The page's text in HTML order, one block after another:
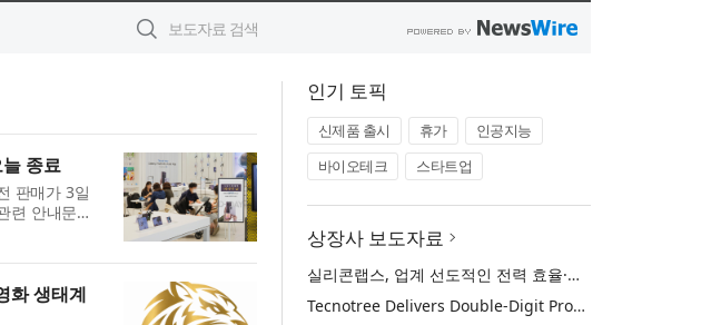
늘 종료
판매가 3일
련 안내문을
화 생태계
인기 토픽
신제품 출시 휴가
인공지능
바이오테크
스타트업
상장사 보도자료
실리콘랩스, 업계 선도적인 전력 효율·보안·통합성을 갖춘 초저전력 블루투스 LE SoC ‘BG2B’ 공개
Tecnotree Delivers Double-Digit Profit Growth and Accelerated Deployment Momentum in H1 2026